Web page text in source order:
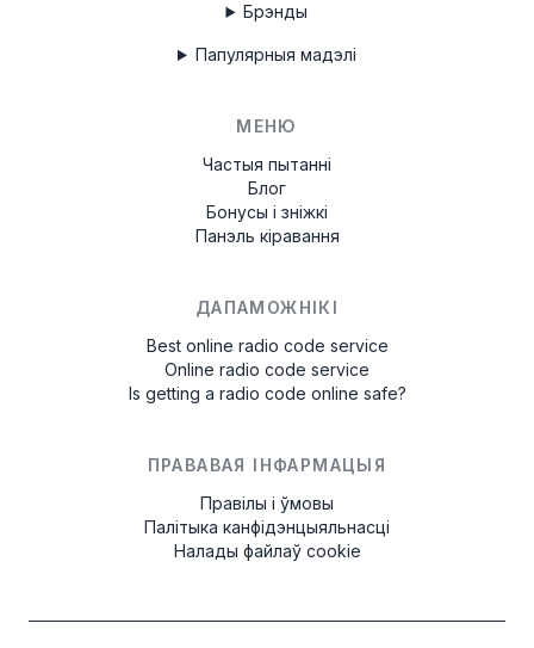
Брэнды
Папулярныя мадэлі
МЕНЮ
Частыя пытанні
Блог
Бонусы і зніжкі
Панэль кіравання
ДАПАМОЖНІКІ
Best online radio code service
Online radio code service
Is getting a radio code online safe?
ПРАВАВАЯ ІНФАРМАЦЫЯ
Правілы і ўмовы
Палітыка канфідэнцыяльнасці
Налады файлаў cookie